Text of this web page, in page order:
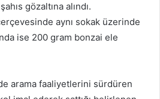
gözaltına alındı.
aynı sokak üzerinde
ise 200 gram bonzai ele
arama faaliyetlerini sürdüren